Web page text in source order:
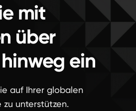
mit
über
ein
auf Ihrer globalen
zu unterstützen.